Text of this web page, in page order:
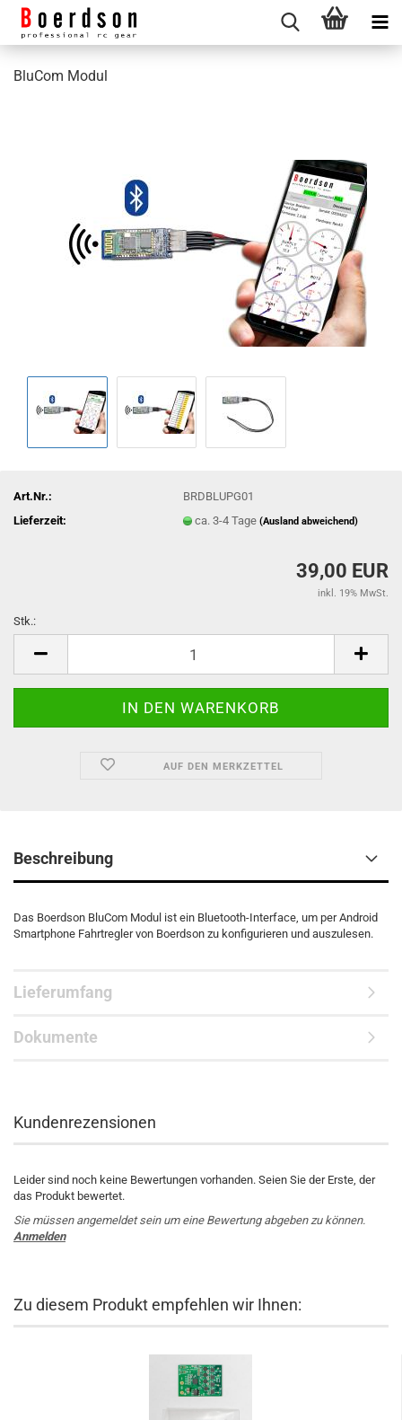
BluCom Modul
Art.Nr.:
BRDBLUPG01
Lieferzeit:
ca. 3-4 Tage(Ausland abweichend)
39,00 EUR
inkl. 19% MwSt.
Stk.:
AUF DEN MERKZETTEL
Beschreibung
Das Boerdson BluCom Modul ist ein Bluetooth-Interface, um per Android
Smartphone Fahrtregler von Boerdson zu konfigurieren und auszulesen.
Lieferumfang
Dokumente
Kundenrezensionen
Leider sind noch keine Bewertungen vorhanden. Seien Sie der Erste, der
das Produkt bewertet.
Sie müssen angemeldet sein um eine Bewertung abgeben zu können.
Anmelden
Zu diesem Produkt empfehlen wir Ihnen: